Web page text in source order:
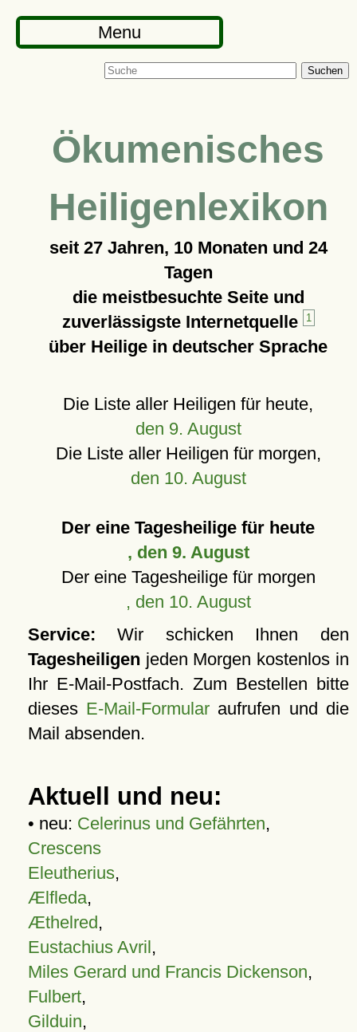
Menu
Suchen
Ökumenisches
Heiligenlexikon
seit 27 Jahren, 10 Monaten und 24
Tagen
die meistbesuchte Seite und
zuverlässigste Internetquelle
1
über Heilige in deutscher Sprache
Die Liste aller Heiligen für heute,
den 9. August
Die Liste aller Heiligen für morgen,
den 10. August
Der eine Tagesheilige für heute
, den 9. August
Der eine Tagesheilige für morgen
, den 10. August
Service: Wir schicken Ihnen den
Tagesheiligen jeden Morgen kostenlos in
Ihr E-Mail-Postfach. Zum Bestellen bitte
dieses E-Mail-Formular aufrufen und die
Mail absenden.
Aktuell und neu:
• neu: Celerinus und Gefährten,
Crescens
Eleutherius,
Ælfleda,
Æthelred,
Eustachius Avril,
Miles Gerard und Francis Dickenson,
Fulbert,
Gilduin,